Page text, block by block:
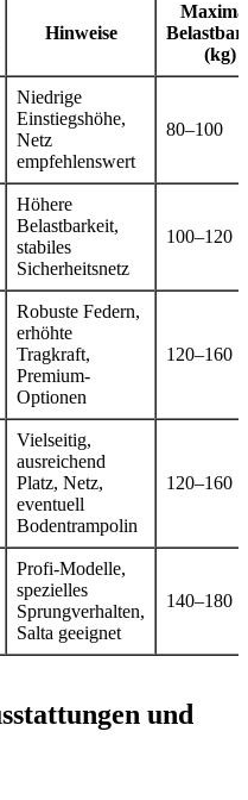
Hinweise
(kg)
Niedrige
Einstiegshöhe,
Netz
empfehlenswert
80–100
Höhere
Belastbarkeit,
stabiles
Sicherheitsnetz
100–120
Robuste Federn,
erhöhte
Tragkraft,
Premium-
Optionen
120–160
Vielseitig,
ausreichend
Platz, Netz,
eventuell
Bodentrampolin
120–160
Profi-Modelle,
spezielles
Sprungverhalten,
Salta geeignet
140–180
und